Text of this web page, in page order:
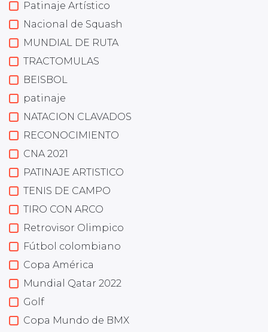
Patinaje Artístico
Nacional de Squash
MUNDIAL DE RUTA
TRACTOMULAS
BEISBOL
patinaje
NATACION CLAVADOS
RECONOCIMIENTO
CNA 2021
PATINAJE ARTISTICO
TENIS DE CAMPO
TIRO CON ARCO
Retrovisor Olimpico
Fútbol colombiano
Copa América
Mundial Qatar 2022
Golf
Copa Mundo de BMX